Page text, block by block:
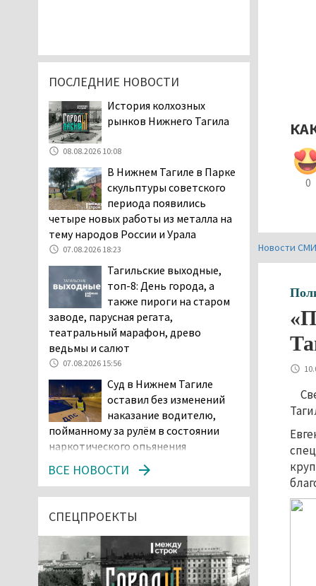
0
Новости
ПОСЛЕДНИЕ НОВОСТИ
История колхозных
рынков Нижнего Тагила
08.08.2026 10:08
В Нижнем Тагиле в Парке
скульптуры советского
периода появились
четыре новых работы из металла на
тему народов России и Урала
07.08.2026 18:23
Тагильские выходные,
топ-8: День города, а
также пироги на старом
заводе, парусная регата,
театральный марафон, древо
ведьмы и салют
07.08.2026 15:56
Суд в Нижнем Тагиле
оставил без изменений
наказание водителю,
пойманному за рулём в состоянии
наркотического опьянения
ДТП под Екатеринбургом
Тагильские спасатели
проникли в квартиру
через балкон, чтобы
ВСЕ НОВОСТИ
СПЕЦПРОЕКТЫ